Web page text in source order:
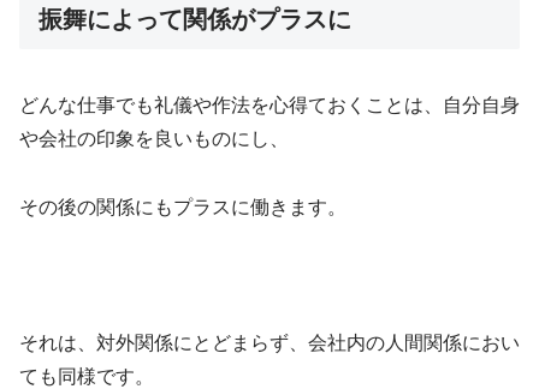
振舞によって関係がプラスに
どんな仕事でも礼儀や作法を心得ておくことは、自分自身
や会社の印象を良いものにし、
その後の関係にもプラスに働きます。
それは、対外関係にとどまらず、会社内の人間関係におい
ても同様です。